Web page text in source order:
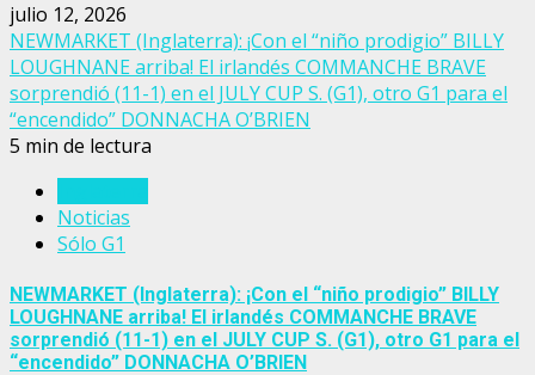
julio 12, 2026
NEWMARKET (Inglaterra): ¡Con el “niño prodigio” BILLY
LOUGHNANE arriba! El irlandés COMMANCHE BRAVE
sorprendió (11-1) en el JULY CUP S. (G1), otro G1 para el
“encendido” DONNACHA O’BRIEN
5 min de lectura
Noticias
Sólo G1
NEWMARKET (Inglaterra): ¡Con el “niño prodigio” BILLY
LOUGHNANE arriba! El irlandés COMMANCHE BRAVE
sorprendió (11-1) en el JULY CUP S. (G1), otro G1 para el
“encendido” DONNACHA O’BRIEN